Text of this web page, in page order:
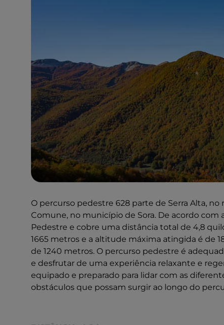
O percurso pedestre 628 parte de Serra Alta,
Comune, no município de Sora. De acordo com
Pedestre e cobre uma distância total de 4,8
1665 metros e a altitude máxima atingida é de
de 1240 metros. O percurso pedestre é
e desfrutar de uma experiência relaxante e
equipado e preparado para lidar com as
obstáculos que possam surgir ao longo do